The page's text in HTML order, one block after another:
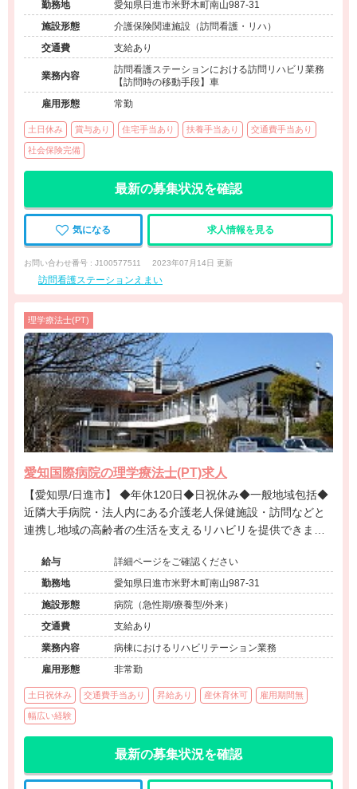
勤務地
愛知県日進市米野木町南山987-31
施設形態
介護保険関連施設（訪問看護・リハ）
交通費
支給あり
業務内容
訪問看護ステーションにおける訪問リハビリ業務
【訪問時の移動手段】車
雇用形態
常勤
土日休み 賞与あり 住宅手当あり 扶養手当あり 交通費手当あり
社会保険完備
最新の募集状況を確認
気になる 求人情報を見る
お問い合わせ番号 : J100577511 2023年07月14日 更新
訪問看護ステーションえまい
理学療法士(PT)
愛知国際病院の理学療法士(PT)求人
【愛知県/日進市】 ◆年休120日◆日祝休み◆一般地域包括◆
近隣大手病院・法人内にある介護老人保健施設・訪問などと
連携し地域の高齢者の生活を支えるリハビリを提供できます
◆リハビリ職の募集です◆
給与
詳細ページをご確認ください
勤務地
愛知県日進市米野木町南山987-31
施設形態
病院（急性期/療養型/外来）
交通費
支給あり
業務内容
病棟におけるリハビリテーション業務
雇用形態
非常勤
土日祝休み 交通費手当あり 昇給あり 産休育休可 雇用期間無
幅広い経験
最新の募集状況を確認